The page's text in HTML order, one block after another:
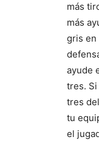
más
más
gris en
ayude
tres.
tres
tu
el